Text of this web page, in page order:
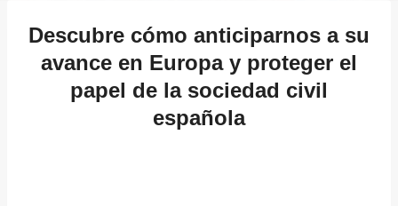
Descubre cómo anticiparnos a su
avance en Europa y proteger el
papel de la sociedad civil
española